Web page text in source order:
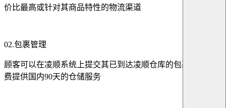
价比最高或针对其商品特性的物流渠道
02.包裹管理
顾客可以在凌顺系统上提交其已到达凌顺仓库的包裹，仓库免
费提供国内90天的仓储服务